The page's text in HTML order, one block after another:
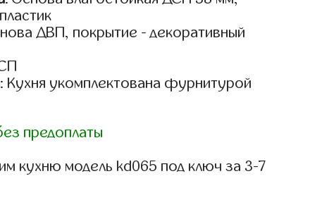
ДВП, покрытие - декоративный
: Кухня укомплектована фурнитурой
предоплаты
кухню модель kd065 под ключ за 3-7